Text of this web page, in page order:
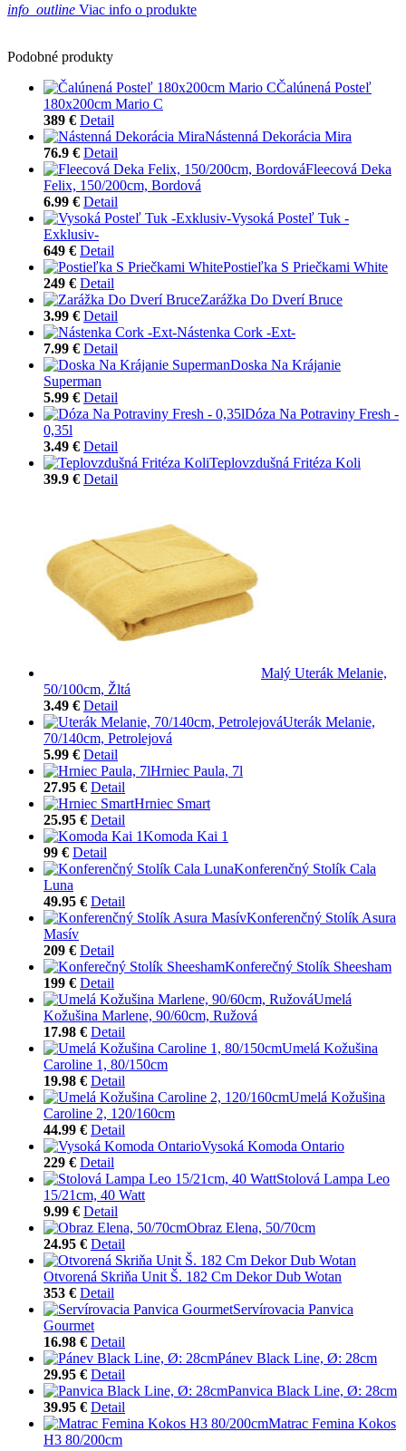
info_outline Viac info o produkte
Podobné produkty
Čalúnená Posteľ
180x200cm Mario C
389 € Detail
Nástenná Dekorácia Mira
76.9 € Detail
Fleecová Deka
Felix, 150/200cm, Bordová
6.99 € Detail
Vysoká Posteľ Tuk -
Exklusiv-
649 € Detail
Postieľka S Priečkami White
249 € Detail
Zarážka Do Dverí Bruce
3.99 € Detail
Nástenka Cork -Ext-
7.99 € Detail
Doska Na Krájanie
Superman
5.99 € Detail
Dóza Na Potraviny Fresh -
0,35l
3.49 € Detail
Teplovzdušná Fritéza Koli
39.9 € Detail
Malý Uterák Melanie,
50/100cm, Žltá
3.49 € Detail
Uterák Melanie,
70/140cm, Petrolejová
5.99 € Detail
Hrniec Paula, 7l
27.95 € Detail
Hrniec Smart
25.95 € Detail
Komoda Kai 1
99 € Detail
Konferenčný Stolík Cala
Luna
49.95 € Detail
Konferenčný Stolík Asura
Masív
209 € Detail
Konferečný Stolík Sheesham
199 € Detail
Umelá
Kožušina Marlene, 90/60cm, Ružová
17.98 € Detail
Umelá Kožušina
Caroline 1, 80/150cm
19.98 € Detail
Umelá Kožušina
Caroline 2, 120/160cm
44.99 € Detail
Vysoká Komoda Ontario
229 € Detail
Stolová Lampa Leo
15/21cm, 40 Watt
9.99 € Detail
Obraz Elena, 50/70cm
24.95 € Detail
Otvorená Skriňa Unit Š. 182 Cm Dekor Dub Wotan
353 € Detail
Servírovacia Panvica
Gourmet
16.98 € Detail
Pánev Black Line, Ø: 28cm
29.95 € Detail
Panvica Black Line, Ø: 28cm
39.95 € Detail
Matrac Femina Kokos
H3 80/200cm